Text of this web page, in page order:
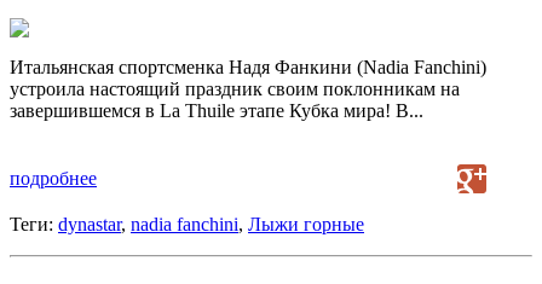
Итальянская спортсменка Надя Фанкини (Nadia Fanchini)
устроила настоящий праздник своим поклонникам на
завершившемся в La Thuile этапе Кубка мира! В...
подробнее
Теги: dynastar, nadia fanchini, Лыжи горные